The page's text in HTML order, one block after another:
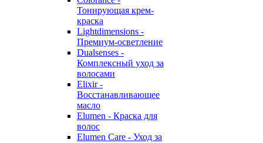
Тонирующая крем-
краска
Lightdimensions -
Премиум-осветление
Dualsenses -
Комплексный уход за
волосами
Elixir -
Восстанавливающее
масло
Elumen - Краска для
волос
Elumen Care - Уход за